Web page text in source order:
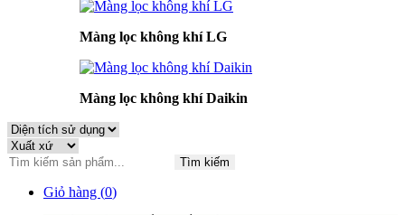
Màng lọc không khí LG
Màng lọc không khí Daikin
Tìm kiếm
Giỏ hàng (0)